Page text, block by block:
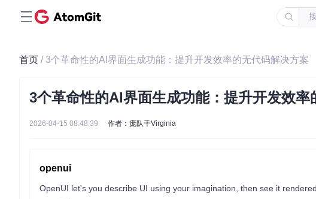
首页 / 3个革命性的AI界面生成功能：提升开发效率的无代码解决方案
3个革命性的AI界面生成功能：提升开发效率
2026-04-15 08:48:39 作者：庞队千Virginia
openui
OpenUI let's you describe UI using your imagination, then see it